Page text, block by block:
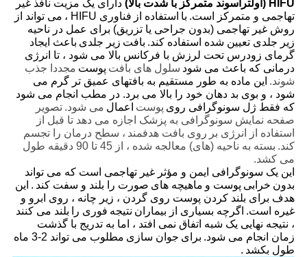
HIFU (اولتراسوند متمرکز با شدت بالا)
دارای یک مزیت نافذ غیر
تهاجمی و متمرکز است. با استفاده از فناوری HIFU ،
می تواند از
روش غیر تهاجمی (بدون جراحی یا تزریق) برای عمل در ناحیه
زیر جلدی تعیین شده استفاده کند. بافت زیر جلدی باعث ایجاد
گرمای زودرس تحت لرزش با فرکانس بالا می شود ، تا انرژی
درمانی که باعث می شود سلول های بافت پوست مجددا جذب
شوند. این ماده به طور مستقیم به بافتهای عمیق تر گرم می
شود ، و بوی بد دهان خود را بالا می برد. در مطب انجام می شود
که فقط ژل سونوگرافی روی پوست اعمال می شود. تصویر
صفحه نمایش سونوگرافی به پزشک اجازه می دهد تا قبل از
استفاده از انرژی بر روی بافت هدفمند ، سطح درمان را تجسم
کند.
بسته به ناحیه (های) معالجه شده ، از 45 تا 90 دقیقه طول
می کشد.
این یک سونوگرافی ایمن و مؤثر غیر تهاجمی است که می تواند
بدون خرابی پوست و ماهیچه های صورت را بلند و سفت کند . این
هدف برای بلند کردن پوست روی گردن ، زیر چانه ، روی ابرو و
غیره است. اگرچه بسیاری از بیماران نتیجه فوری را
بلند می کنند
، نتیجه نهایی یک شبه اتفاق نمی افتد ، اما به تدریج با گذشت
زمان انجام می شود. برای جوان سازی
مطلوب می تواند 2-3 ماه
طول بکشد .